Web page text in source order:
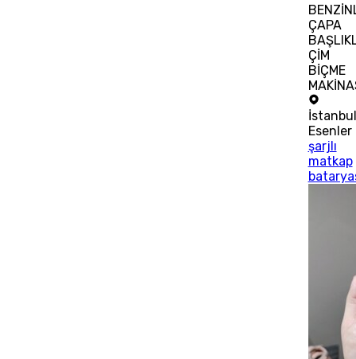
ÇAPA
ÇİM
BİÇME
İstanbul
Esenler
şarjlı
matkap